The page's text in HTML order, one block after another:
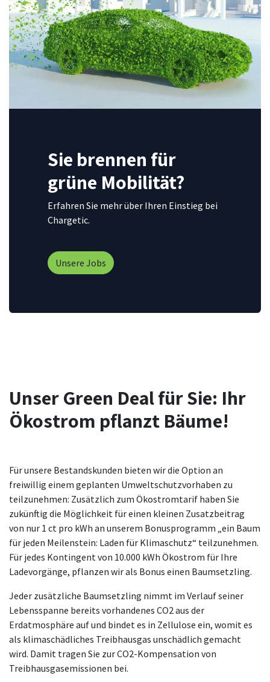
Sie brennen für
grüne Mobilität?
Erfahren Sie mehr über Ihren Einstieg bei
Chargetic.
Unsere Jobs
Unser Green Deal für Sie: Ihr
Ökostrom pflanzt Bäume!
Für unsere Bestandskunden bieten wir die Option an
freiwillig einem geplanten Umweltschutzvorhaben zu
teilzunehmen: Zusätzlich zum Ökostromtarif haben Sie
zukünftig die Möglichkeit für einen kleinen Zusatzbeitrag
von nur 1 ct pro kWh an unserem Bonusprogramm „ein Baum
für jeden Meilenstein: Laden für Klimaschutz“ teilzunehmen.
Für jedes Kontingent von 10.000 kWh Ökostrom für Ihre
Ladevorgänge, pflanzen wir als Bonus einen Baumsetzling.
Jeder zusätzliche Baumsetzling nimmt im Verlauf seiner
Lebensspanne bereits vorhandenes CO2 aus der
Erdatmosphäre auf und bindet es in Zellulose ein, womit es
als klimaschädliches Treibhausgas unschädlich gemacht
wird. Damit tragen Sie zur CO2-Kompensation von
Treibhausgasemissionen bei.